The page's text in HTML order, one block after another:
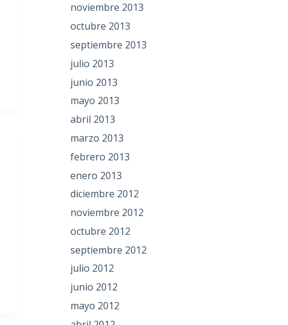
noviembre 2013
octubre 2013
septiembre 2013
julio 2013
junio 2013
mayo 2013
abril 2013
marzo 2013
febrero 2013
enero 2013
diciembre 2012
noviembre 2012
octubre 2012
septiembre 2012
julio 2012
junio 2012
mayo 2012